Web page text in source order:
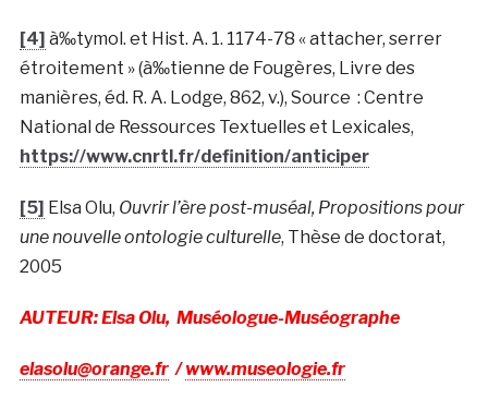
[4] à‰tymol. et Hist. A. 1. 1174-78 « attacher, serrer
étroitement » (à‰tienne de Fougères, Livre des
manières, éd. R. A. Lodge, 862, v.), Source : Centre
National de Ressources Textuelles et Lexicales,
https://www.cnrtl.fr/definition/anticiper
[5] Elsa Olu, Ouvrir l’ère post-muséal, Propositions pour
une nouvelle ontologie culturelle, Thèse de doctorat,
2005
AUTEUR: Elsa Olu, Muséologue-Muséographe
elasolu@orange.fr/www.museologie.fr